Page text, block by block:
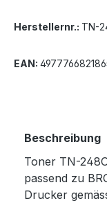
Herstellernr.: TN-
EAN:
Beschreibung
Toner TN-
passend zu
Drucker